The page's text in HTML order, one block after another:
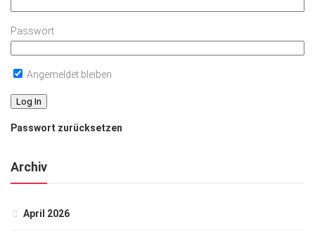
Passwort
Angemeldet bleiben
Passwort zurücksetzen
Archiv
April 2026